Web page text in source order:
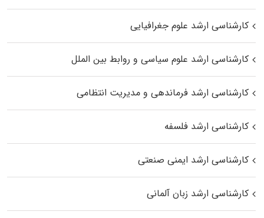
کارشناسی ارشد علوم جغرافیایی
کارشناسی ارشد علوم سیاسی و روابط بین الملل
کارشناسی ارشد فرماندهی و مدیریت انتظامی
کارشناسی ارشد فلسفه
کارشناسی ارشد ایمنی صنعتی
کارشناسی ارشد زبان آلمانی